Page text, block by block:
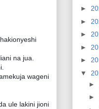
na jua.
wageni
ule lakini jioni
►
►
►
►
►
▼
►
►